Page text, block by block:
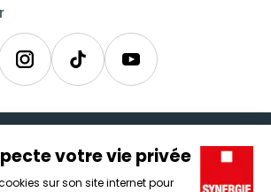
InstagramTikTok Youtube